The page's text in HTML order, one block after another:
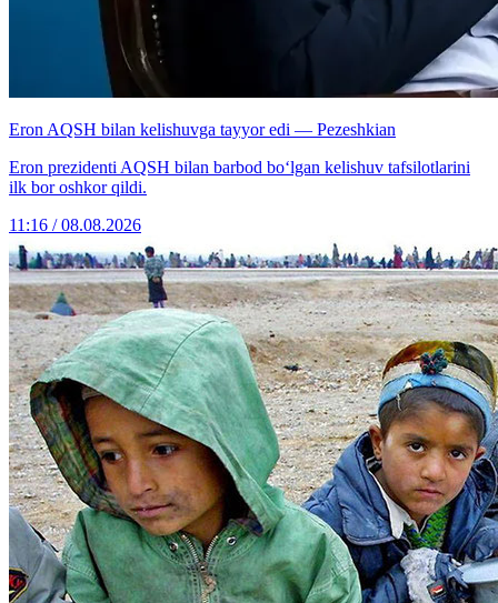
Eron AQSH bilan kelishuvga tayyor edi — Pezeshkian
Eron prezidenti AQSH bilan barbod bo‘lgan kelishuv tafsilotlarini
ilk bor oshkor qildi.
11:16 / 08.08.2026